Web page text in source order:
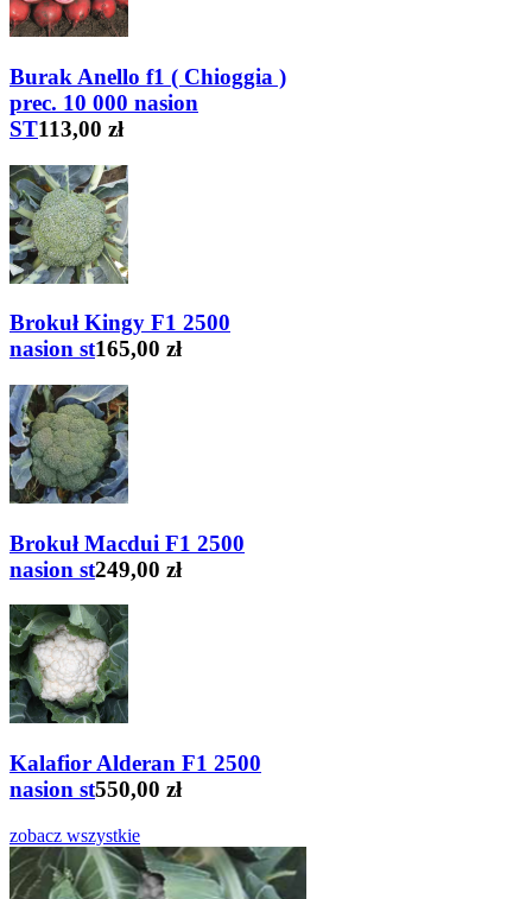
Burak Anello f1 ( Chioggia )
prec. 10 000 nasion
ST113,00 zł
Brokuł Kingy F1 2500
nasion st165,00 zł
Brokuł Macdui F1 2500
nasion st249,00 zł
Kalafior Alderan F1 2500
nasion st550,00 zł
zobacz wszystkie